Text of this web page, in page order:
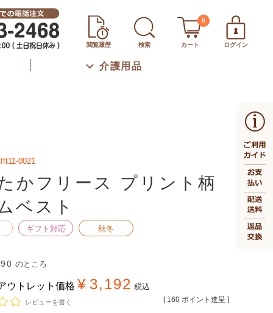
閲覧履歴 検索 カート
0
ログイン
介護用品
0021
かフリース プリント柄
ベスト
ギフト対応 秋冬
のところ
ウトレット価格 ¥ 3,192 税込
[ 160 ポイント進呈 ]
レビューを書く